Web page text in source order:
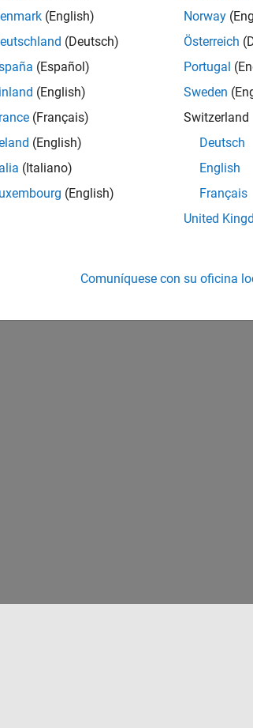
(English)
(Deutsch)
(Español)
(English)
(Français)
(English)
(Italiano)
(English)
Norway
Österreich
Portugal
Sweden
Switzerland
Deutsch
English
Français
United
Comuníquese con su oficina